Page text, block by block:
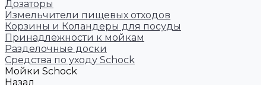
Дозаторы
Измельчители пищевых отходов
Корзины и Коландеры для посуды
Принадлежности к мойкам
Разделочные доски
Средства по уходу Schock
Мойки Schock
Назад